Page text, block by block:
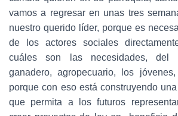
vamos a regresar en unas tres
nuestro querido líder, porque es
de los actores sociales
cuáles son las necesidades, del
ganadero, agropecuario, los
porque con eso está construyendo
que permita a los futuros